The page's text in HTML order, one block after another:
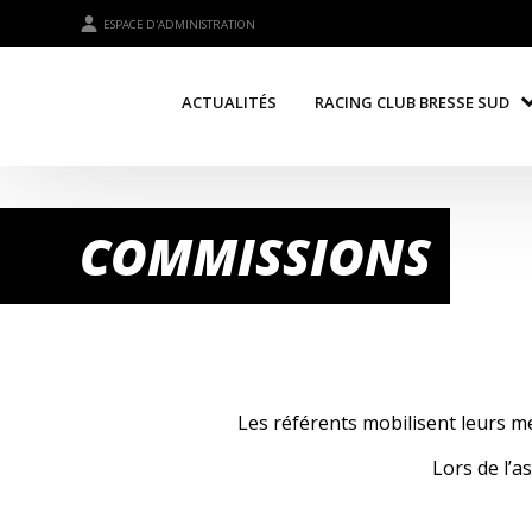
ESPACE D'ADMINISTRATION
ACTUALITÉS RACING CLUB BRESSE SUD
COMMISSIONS
Les référents mobilisent leurs
Lors de